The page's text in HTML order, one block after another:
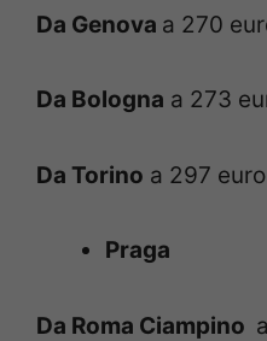
Da Genova a 270
Da Bologna a 273
Da Torino a 297
Praga
Da Roma Ciampino